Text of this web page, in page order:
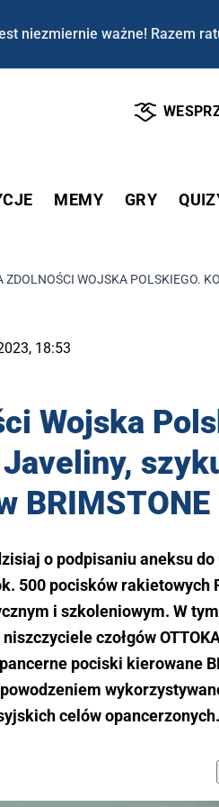
niezmiernie ważne! Razem
MEMY GRY
WOJSKA POLSKIEGO.
18:53
Wojska
BRIMSTONE
o podpisaniu aneksu do
500 pocisków rakietowych
i szkoleniowym. W
czołgów
pociski kierowane
celów opancerzonych.